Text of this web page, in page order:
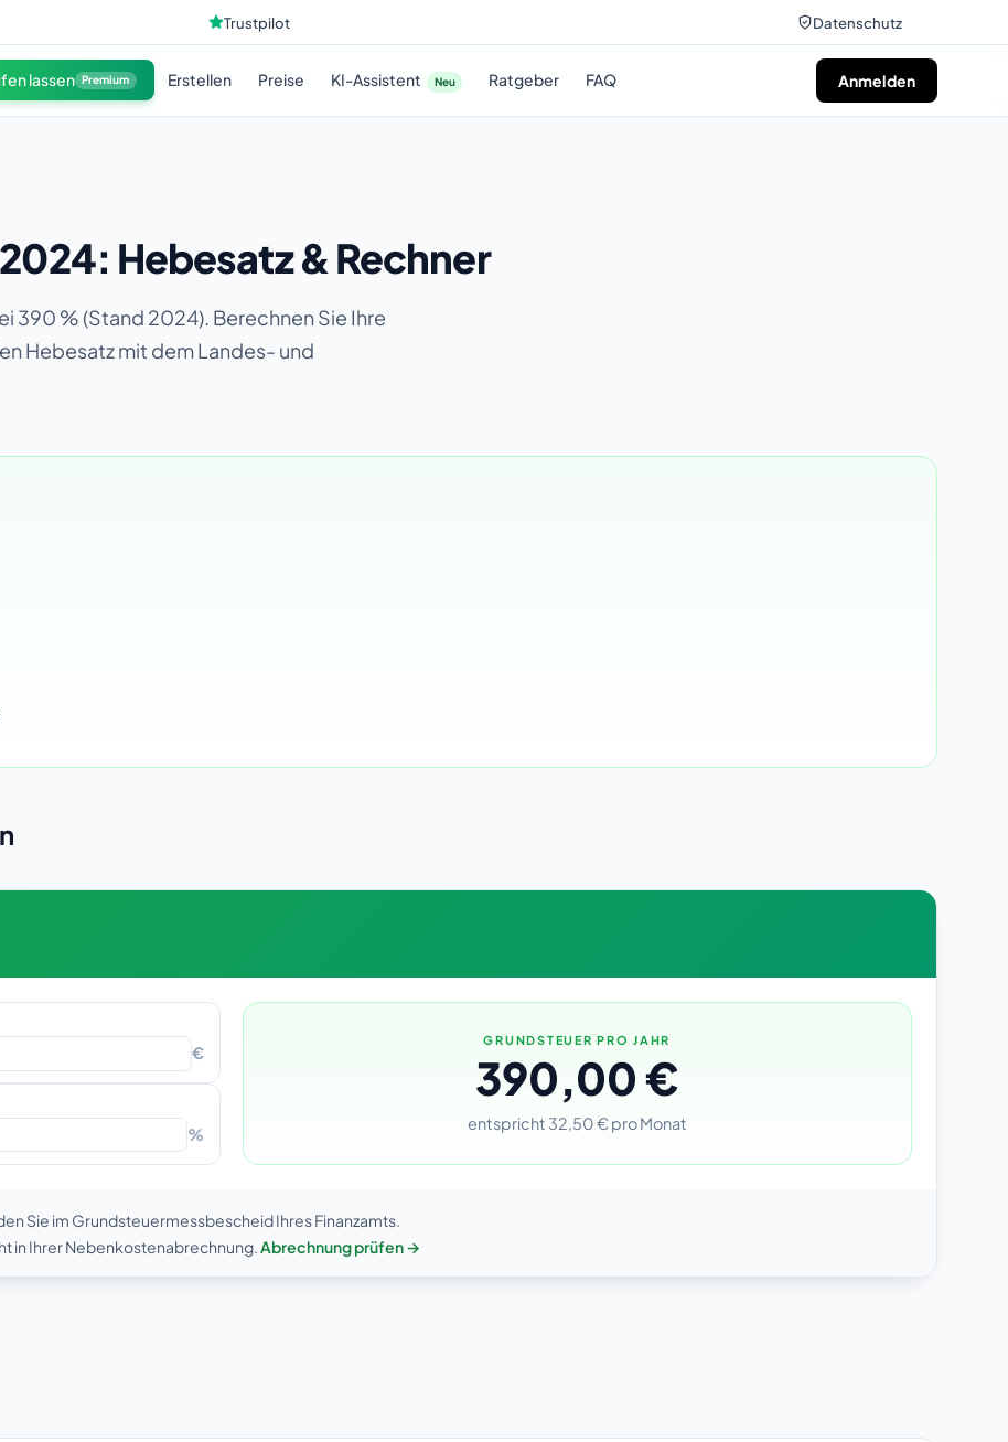
Trustpilot Datenschutz
lassen Premium Erstellen Preise KI-Assistent Neu Ratgeber FAQ Anmelden
Hebesatz & Rechner
% (Stand 2024). Berechnen Sie Ihre
Hebesatz mit dem Landes- und
€
%
GRUNDSTEUER PRO JAHR
390,00 €
entspricht 32,50 € pro Monat
Sie im Grundsteuermessbescheid Ihres Finanzamts.
in Ihrer Nebenkostenabrechnung.Abrechnung prüfen →